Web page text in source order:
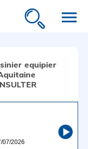
menu
equipier
07/2026